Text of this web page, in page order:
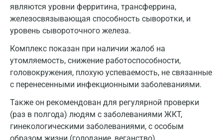
являются уровни ферритина, трансферрина,
железосвязывающая способность сыворотки, и
уровень сывороточного железа.
Комплекс показан при наличии жалоб на
утомляемость, снижение работоспособности,
головокружения, плохую успеваемость, не связанные
с перенесенными инфекционными заболеваниями.
Также он рекомендован для регулярной проверки
(раз в полгода) людям с заболеваниями ЖКТ,
гинекологическими заболеваниями, с особым